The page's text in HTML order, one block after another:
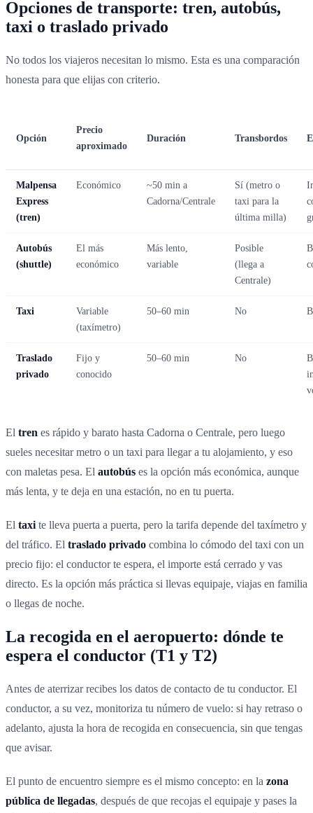
Opciones de transporte: tren, autobús,
taxi o traslado privado
No todos los viajeros necesitan lo mismo. Esta es una comparación
honesta para que elijas con criterio.
Opción
Precio
aproximado
Duración Transbordos
Malpensa
Express
(tren)
Económico
~50 min a
Cadorna/Centrale
Sí (metro o
taxi para la
última milla)
Autobús
(shuttle)
El más
económico
Más lento,
variable
Posible
(llega a
Centrale)
Taxi
Variable
(taxímetro)
50–60 min No
Traslado
privado
Fijo y
conocido
50–60 min No
El tren es rápido y barato hasta Cadorna o Centrale, pero luego
sueles necesitar metro o un taxi para llegar a tu alojamiento, y eso
con maletas pesa. El autobús es la opción más económica, aunque
más lenta, y te deja en una estación, no en tu puerta.
El taxi te lleva puerta a puerta, pero la tarifa depende del taxímetro y
del tráfico. El traslado privado combina lo cómodo del taxi con un
precio fijo: el conductor te espera, el importe está cerrado y vas
directo. Es la opción más práctica si llevas equipaje, viajas en familia
o llegas de noche.
La recogida en el aeropuerto: dónde te
espera el conductor (T1 y T2)
Antes de aterrizar recibes los datos de contacto de tu conductor. El
conductor, a su vez, monitoriza tu número de vuelo: si hay retraso o
adelanto, ajusta la hora de recogida en consecuencia, sin que tengas
que avisar.
El punto de encuentro siempre es el mismo concepto: en la zona
pública de llegadas, después de que recojas el equipaje y pases la